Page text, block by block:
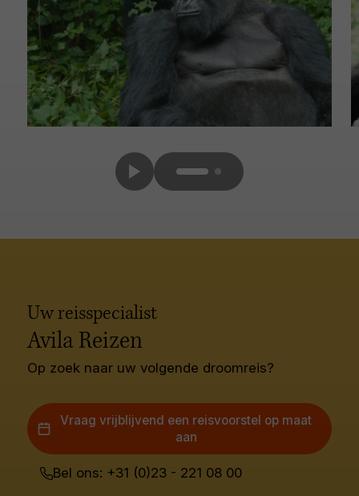
Uw reisspecialist
Avila Reizen
Op zoek naar uw volgende droomreis?
Vraag vrijblijvend een reisvoorstel op maat
aan
Bel ons: +31 (0)23 - 221 08 00